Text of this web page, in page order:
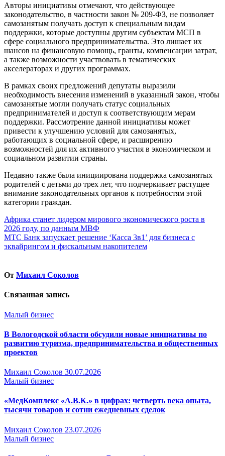
Авторы инициативы отмечают, что действующее
законодательство, в частности закон № 209-ФЗ, не позволяет
самозанятым получать доступ к специальным видам
поддержки, которые доступны другим субъектам МСП в
сфере социального предпринимательства. Это лишает их
шансов на финансовую помощь, гранты, компенсации затрат,
а также возможности участвовать в тематических
акселераторах и других программах.
В рамках своих предложений депутаты выразили
необходимость внесения изменений в указанный закон, чтобы
самозанятые могли получать статус социальных
предпринимателей и доступ к соответствующим мерам
поддержки. Рассмотрение данной инициативы может
привести к улучшению условий для самозанятых,
работающих в социальной сфере, и расширению
возможностей для их активного участия в экономическом и
социальном развитии страны.
Недавно также была инициирована поддержка самозанятых
родителей с детьми до трех лет, что подчеркивает растущее
внимание законодательных органов к потребностям этой
категории граждан.
Навигация
по
записям
Африка станет лидером мирового экономического роста в
2026 году, по данным МВФ
МТС Банк запускает решение ‘Касса 3в1’ для бизнеса с
эквайрингом и фискальным накопителем
От Михаил Соколов
Связанная запись
Малый бизнес
В Вологодской области обсудили новые инициативы по
развитию туризма, предпринимательства и общественных
проектов
Михаил Соколов 30.07.2026
Малый бизнес
«МедКомплекс «А.В.К.» в цифрах: четверть века опыта,
тысячи товаров и сотни ежедневных сделок
Михаил Соколов 23.07.2026
Малый бизнес